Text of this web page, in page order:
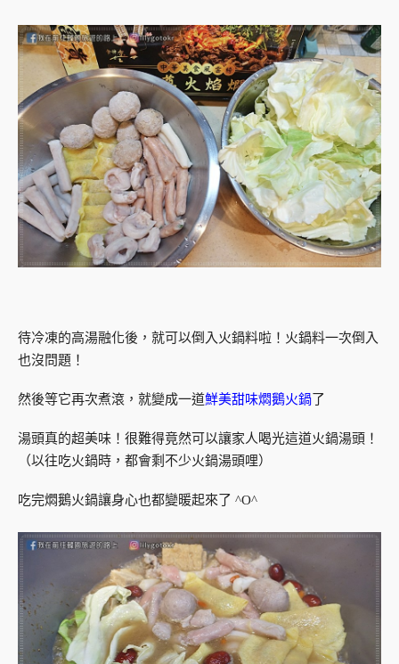
待冷凍的高湯融化後，就可以倒入火鍋料啦！火鍋料一次倒入
也沒問題！
然後等它再次煮滾，就變成一道鮮美甜味燜鵝火鍋了
湯頭真的超美味！很難得竟然可以讓家人喝光這道火鍋湯頭！
（以往吃火鍋時，都會剩不少火鍋湯頭哩）
吃完燜鵝火鍋讓身心也都變暖起來了 ^O^